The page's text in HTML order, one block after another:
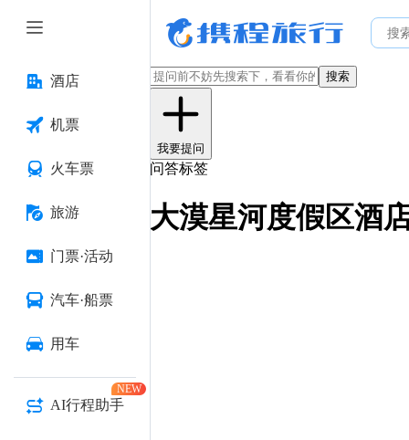
酒店
机票
火车票
旅游
门票·活动
汽车·船票
用车
AI行程助手
NEW
搜索
我要提问
问答标签
大漠星河度假区酒